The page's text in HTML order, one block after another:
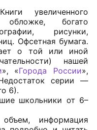
увеличенного
богато
рисунки,
Офсетная бумага.
о той или иной
нашей
», «Города России»,
серии —
6).
школьники от 6–
информация